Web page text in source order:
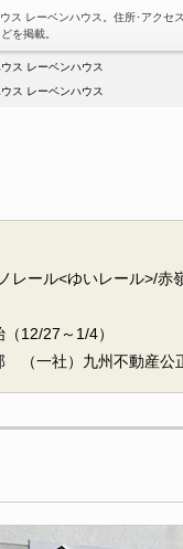
ス レーベンハウス。住所･アクセ
を掲載。
ス レーベンハウス
ス レーベンハウス
レール<ゆいレール>/赤
12/27～1/4）
（一社）九州不動産公